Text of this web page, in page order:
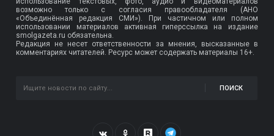
возможно только с согласия правообладателя (АНО
«Объединённая редакция СМИ»). При частичном или полном
использовании материалов активная гиперссылка на издание
smolgazeta.ru обязательна.
Редакция не несет ответственности за мнения, высказанные в
комментариях читателей. Ресурс может содержать материалы 16+.
ПОИСК